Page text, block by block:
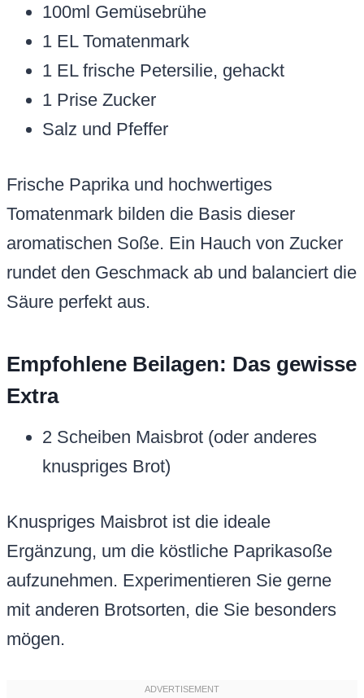
100ml Gemüsebrühe
1 EL Tomatenmark
1 EL frische Petersilie, gehackt
1 Prise Zucker
Salz und Pfeffer
Frische Paprika und hochwertiges
Tomatenmark bilden die Basis dieser
aromatischen Soße. Ein Hauch von Zucker
rundet den Geschmack ab und balanciert die
Säure perfekt aus.
Empfohlene Beilagen: Das gewisse
Extra
2 Scheiben Maisbrot (oder anderes
knuspriges Brot)
Knuspriges Maisbrot ist die ideale
Ergänzung, um die köstliche Paprikasoße
aufzunehmen. Experimentieren Sie gerne
mit anderen Brotsorten, die Sie besonders
mögen.